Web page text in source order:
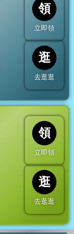
領
立即領
逛
去逛逛
領
立即領
逛
去逛逛